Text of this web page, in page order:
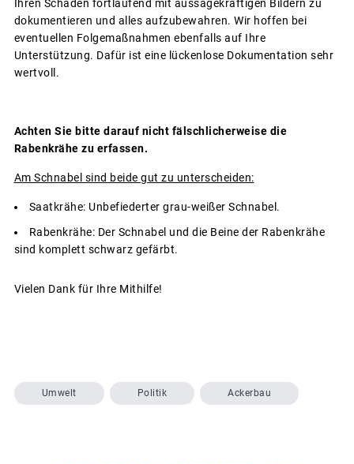
Ihren Schaden fortlaufend mit aussagekräftigen Bildern zu
dokumentieren und alles aufzubewahren. Wir hoffen bei
eventuellen Folgemaßnahmen ebenfalls auf Ihre
Unterstützung. Dafür ist eine lückenlose Dokumentation sehr
wertvoll.
Achten Sie bitte darauf nicht fälschlicherweise die
Rabenkrähe zu erfassen.
Am Schnabel sind beide gut zu unterscheiden:
Saatkrähe: Unbefiederter grau-weißer Schnabel.
Rabenkrähe: Der Schnabel und die Beine der Rabenkrähe
sind komplett schwarz gefärbt.
Vielen Dank für Ihre Mithilfe!
Umwelt Politik Ackerbau